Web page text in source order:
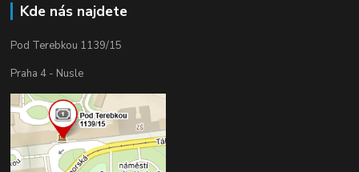
Kde nás najdete
Pod Terebkou 1139/15
Praha 4 - Nusle